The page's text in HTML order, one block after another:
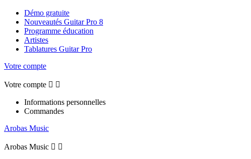
Démo gratuite
Nouveautés Guitar Pro 8
Programme éducation
Artistes
Tablatures Guitar Pro
Votre compte
Votre compte  
Informations personnelles
Commandes
Arobas Music
Arobas Music  